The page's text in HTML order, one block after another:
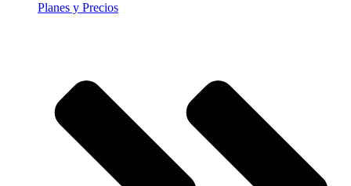
Planes y Precios